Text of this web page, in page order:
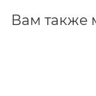
Вам также